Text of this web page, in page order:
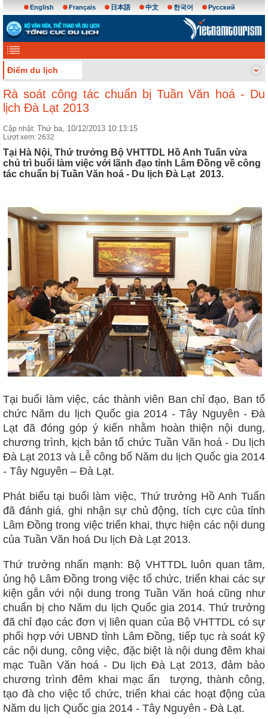
English Français 日本語 中文 한국어 Русский
Điểm du lịch
Rà soát công tác chuẩn bị Tuần Văn hoá - Du
lịch Đà Lạt 2013
Cập nhật: Thứ ba, 10/12/2013 10:13:15
Lượt xem: 2632
Tại Hà Nội, Thứ trưởng Bộ VHTTDL Hồ Anh Tuấn vừa
chủ trì buổi làm việc với lãnh đạo tỉnh Lâm Đồng về công
tác chuẩn bị Tuần Văn hoá - Du lịch Đà Lạt 2013.
Tại buổi làm việc, các thành viên Ban chỉ đạo, Ban tổ
chức Năm du lịch Quốc gia 2014 - Tây Nguyên - Đà
Lạt đã đóng góp ý kiến nhằm hoàn thiện nội dung,
chương trình, kịch bản tổ chức Tuần Văn hoá - Du lịch
Đà Lạt 2013 và Lễ công bố Năm du lịch Quốc gia 2014
- Tây Nguyên – Đà Lạt.
Phát biểu tại buổi làm việc, Thứ trưởng Hồ Anh Tuấn
đã đánh giá, ghi nhận sự chủ động, tích cực của tỉnh
Lâm Đồng trong việc triển khai, thực hiện các nội dung
của Tuần Văn hoá Du lịch Đà Lạt 2013.
Thứ trưởng nhấn mạnh: Bộ VHTTDL luôn quan tâm,
ủng hộ Lâm Đồng trong việc tổ chức, triển khai các sự
kiện gắn với nội dung trong Tuần Văn hoá cũng như
chuẩn bị cho Năm du lịch Quốc gia 2014. Thứ trưởng
đã chỉ đạo các đơn vị liên quan của Bộ VHTTDL có sự
phối hợp với UBND tỉnh Lâm Đồng, tiếp tục rà soát kỹ
các nội dung, công việc, đặc biệt là nội dung đêm khai
mạc Tuần Văn hoá - Du lịch Đà Lạt 2013, đảm bảo
chương trình đêm khai mạc ấn tượng, thành công,
tạo đà cho việc tổ chức, triển khai các hoạt động của
Năm du lịch Quốc gia 2014 - Tây Nguyên - Đà Lạt.